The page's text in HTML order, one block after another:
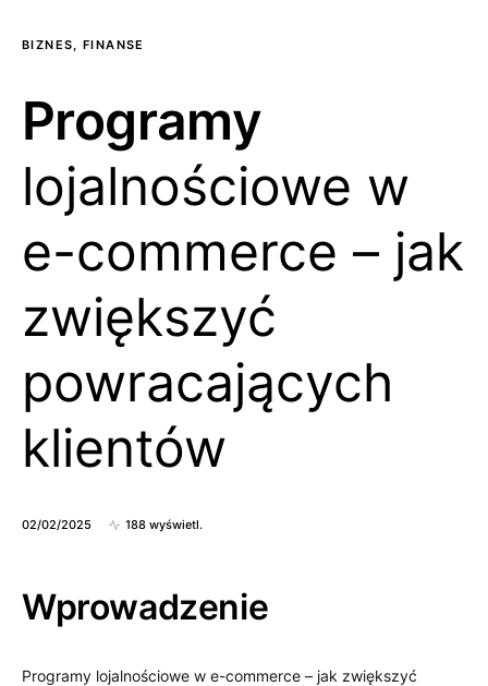
BIZNES, FINANSE
Programy
lojalnościowe w
e-commerce – jak
zwiększyć
powracających
klientów
02/02/2025 188 wyświetl.
Wprowadzenie
Programy lojalnościowe w e-commerce – jak zwiększyć